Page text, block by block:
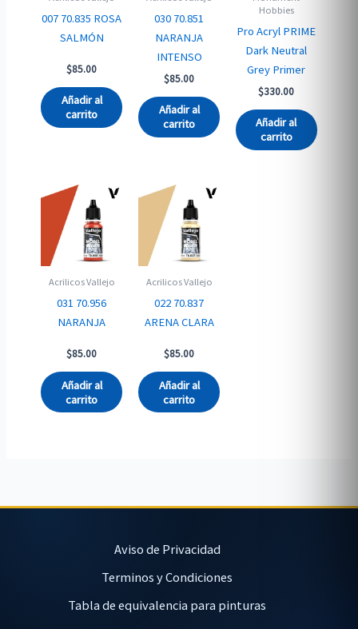
007 70.835 ROSA
SALMÓN
$85.00
Añadir al
carrito
030 70.851
NARANJA
INTENSO
$85.00
Añadir al
carrito
Hobbies
Pro Acryl PRIME
Dark Neutral
Grey Primer
$330.00
Añadir al
carrito
Acrilicos Vallejo
031 70.956
NARANJA
$85.00
Añadir al
carrito
Acrilicos Vallejo
022 70.837
ARENA CLARA
$85.00
Añadir al
carrito
Aviso de Privacidad
Terminos y Condiciones
Tabla de equivalencia para pinturas